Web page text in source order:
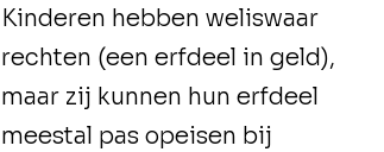
Kinderen hebben weliswaar
rechten (een erfdeel in geld),
maar zij kunnen hun erfdeel
meestal pas opeisen bij